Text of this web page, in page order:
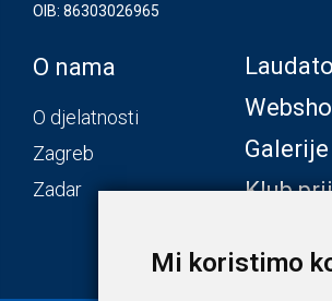
Mi koristimo
OIB: 86303026965
O nama
O djelatnosti
Zagreb
Zadar
Galerije
Klub